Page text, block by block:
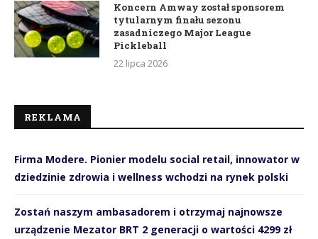
Koncern Amway został sponsorem
tytularnym finału sezonu
zasadniczego Major League
Pickleball
22 lipca 2026
REKLAMA
Firma Modere. Pionier modelu social retail, innowator w
dziedzinie zdrowia i wellness wchodzi na rynek polski
Zostań naszym ambasadorem i otrzymaj najnowsze
urządzenie Mezator BRT 2 generacji o wartości 4299 zł